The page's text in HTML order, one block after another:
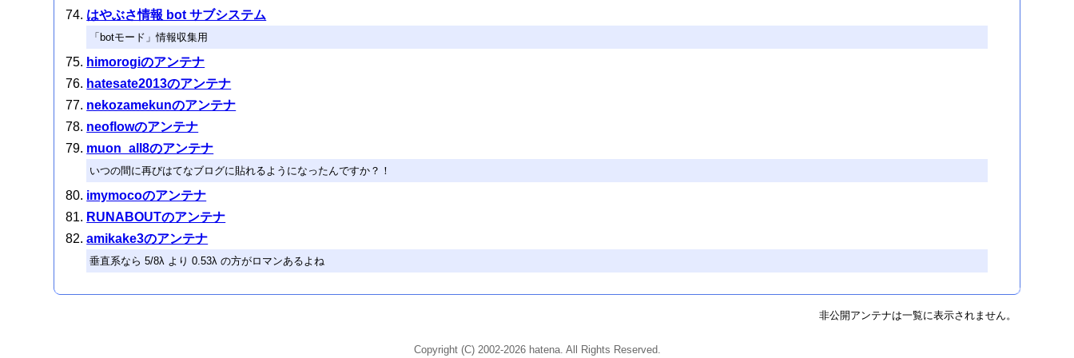
はやぶさ情報 bot サブシステム
「botモード」情報収集用
himorogiのアンテナ
hatesate2013のアンテナ
nekozamekunのアンテナ
neoflowのアンテナ
muon_all8のアンテナ
いつの間に再びはてなブログに貼れるようになったんですか？！
imymocoのアンテナ
RUNABOUTのアンテナ
amikake3のアンテナ
垂直系なら 5/8λ より 0.53λ の方がロマンあるよね
非公開アンテナは一覧に表示されません。
Copyright (C) 2002-2026 hatena. All Rights Reserved.